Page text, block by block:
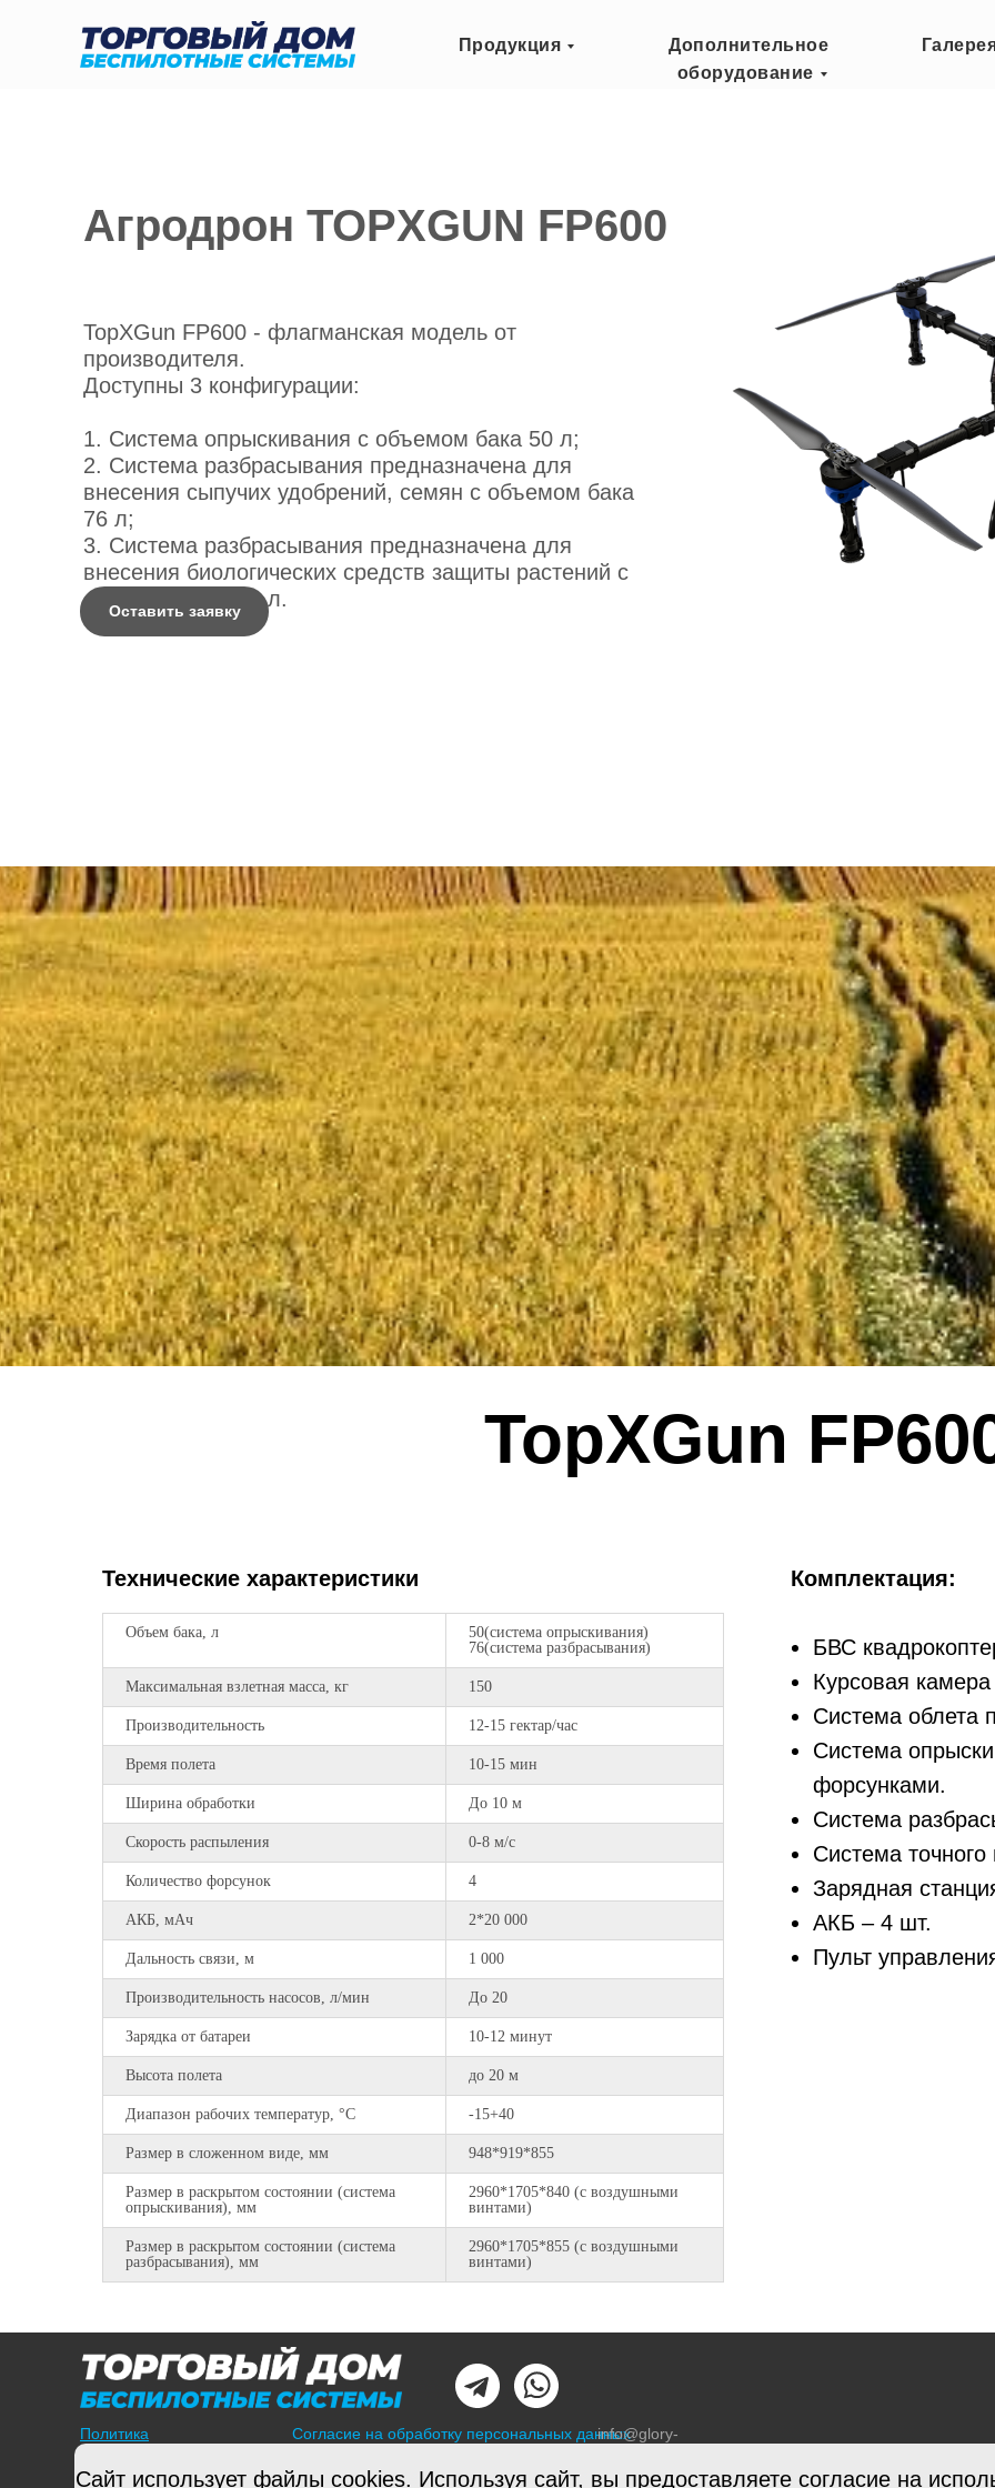
Дополнительное
оборудование
Продукция
Сайт использует файлы cookies. Используя сайт, вы предоставляете согласие на
Агродрон TOPXGUN FP600
TopXGun FP600 - флагманская модель от
производителя.
Доступны 3 конфигурации:
1. Система опрыскивания с объемом бака 50 л;
2. Система разбрасывания предназначена для
внесения сыпучих удобрений, семян с объемом бака
76 л;
3. Система разбрасывания предназначена для
внесения биологических средств защиты растений с
объемом бака 76 л.
Оставить заявку
TopXGun
Комплектация:
БВС
Курсовая камера
Система облета
Система
форсунками.
Система
Система
Зарядная
АКБ – 4 шт.
Пульт
Технические характеристики
Объем бака, л
50(система опрыскивания)
76(система разбрасывания)
Максимальная взлетная масса, кг 150
Производительность 12-15 гектар/час
Время полета 10-15 мин
Ширина обработки До 10 м
Скорость распыления 0-8 м/с
Количество форсунок 4
АКБ, мАч 2*20 000
Дальность связи, м 1 000
Производительность насосов, л/мин До 20
Зарядка от батареи 10-12 минут
Высота полета до 20 м
Диапазон рабочих температур, °C -15+40
Размер в сложенном виде, мм 948*919*855
Размер в раскрытом состоянии (система
опрыскивания), мм
2960*1705*840 (с воздушными
винтами)
Размер в раскрытом состоянии (система
разбрасывания), мм
2960*1705*855 (с воздушными
винтами)
Политика
Согласие на обработку персональных данных
© 2025 GLORYAIR Все права
info@glory-